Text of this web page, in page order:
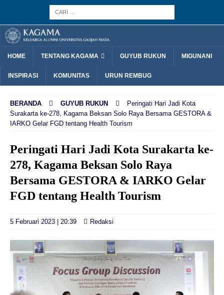
HOME TENTANG KAGAMA GUYUB RUKUN MIGUNANI
INSPIRASI KOMUNITAS URUN REMBUG
BERANDA GUYUB RUKUN
Peringati Hari Jadi Kota
Surakarta ke-278, Kagama Beksan Solo Raya Bersama GESTORA &
IARKO Gelar FGD tentang Health Tourism
Peringati Hari Jadi Kota Surakarta ke-
278, Kagama Beksan Solo Raya
Bersama GESTORA & IARKO Gelar
FGD tentang Health Tourism
5 Februari 2023 | 20:39 Redaksi